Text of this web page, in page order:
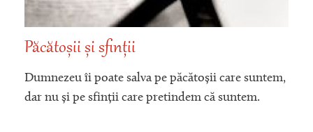
Păcătoșii și sfinții
Dumnezeu îi poate salva pe păcătoșii care suntem,
dar nu și pe sfinții care pretindem că suntem.